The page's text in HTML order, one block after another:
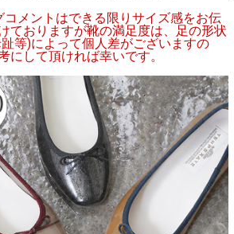
メントはできる限りサイズ感をお伝
ておりますが靴の満足度は、足の形状
等)によって個人差がございますの
にして頂ければ幸いです。